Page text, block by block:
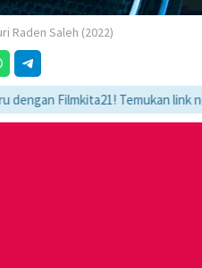
Raden Saleh (2022)
Temukan link nonton